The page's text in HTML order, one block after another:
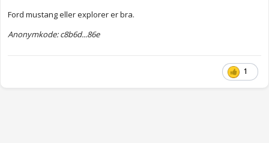
Ford mustang eller explorer er bra.
Anonymkode: c8b6d...86e
1